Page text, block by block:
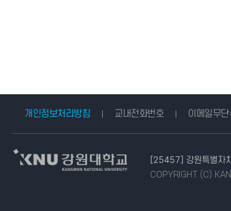
개인정보처리방침 교내전화번호 이메일무
[25457] 강원특별자
COPYRIGHT (C)